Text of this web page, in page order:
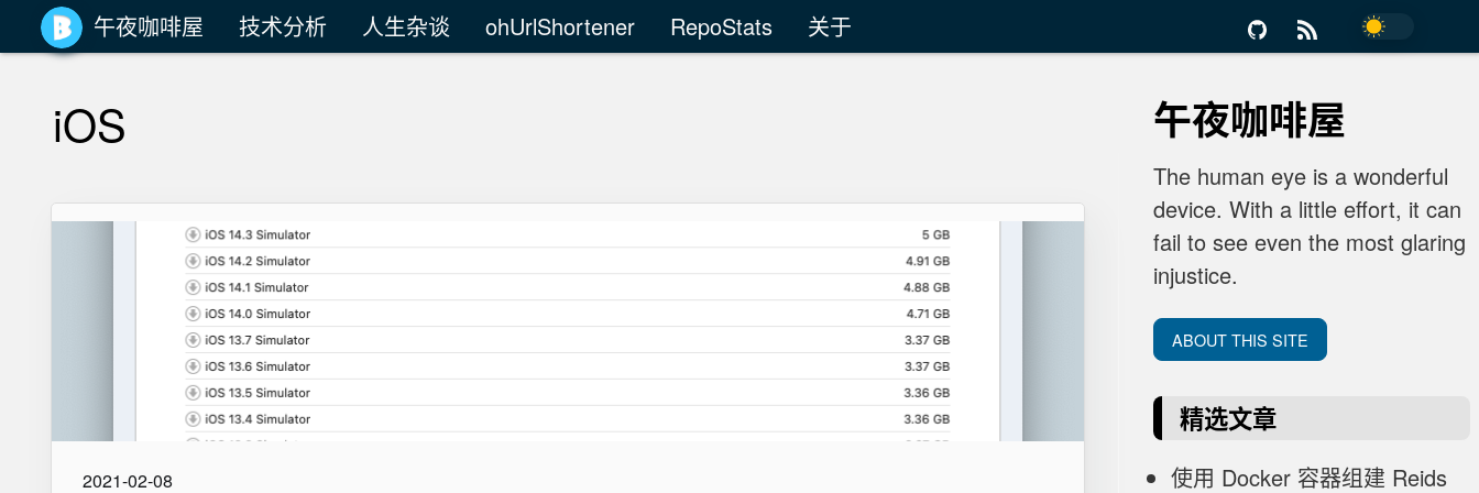
午夜咖啡屋 技术分析 人生杂谈 ohUrlShortener RepoStats 关于
iOS
2021-02-08
午夜咖啡屋
The human eye is a wonderful
device. With a little effort, it can
fail to see even the most glaring
injustice.
ABOUT THIS SITE
精选文章
使用 Docker 容器组建 Reids